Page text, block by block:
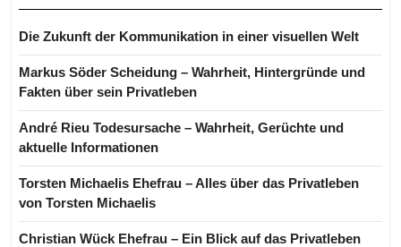
Die Zukunft der Kommunikation in einer visuellen Welt
Markus Söder Scheidung – Wahrheit, Hintergründe und
Fakten über sein Privatleben
André Rieu Todesursache – Wahrheit, Gerüchte und
aktuelle Informationen
Torsten Michaelis Ehefrau – Alles über das Privatleben
von Torsten Michaelis
Christian Wück Ehefrau – Ein Blick auf das Privatleben